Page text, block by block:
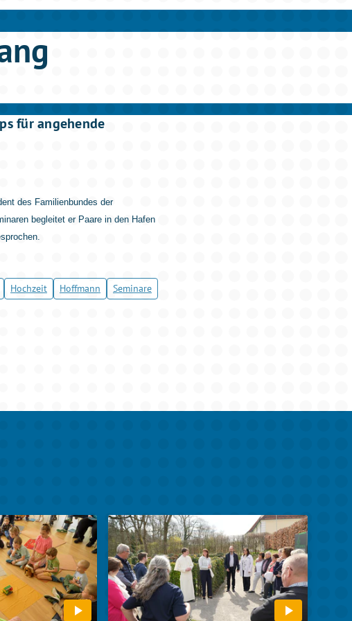
für angehende
des Familienbundes der
begleitet er Paare in den Hafen
Hochzeit Hoffmann
Seminare